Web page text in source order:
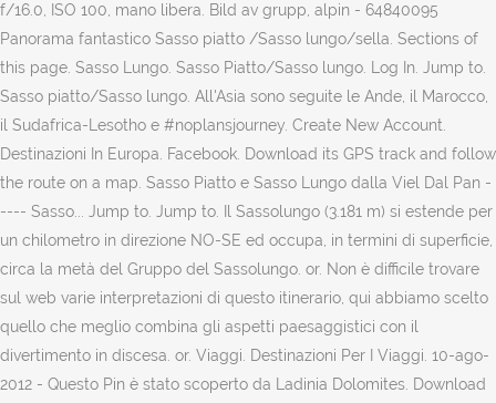
f/16.0, ISO 100, mano libera. Bild av grupp, alpin - 64840095
Panorama fantastico Sasso piatto /Sasso lungo/sella. Sections of
this page. Sasso Lungo. Sasso Piatto/Sasso lungo. Log In. Jump to.
Sasso piatto/Sasso lungo. All'Asia sono seguite le Ande, il Marocco,
il Sudafrica-Lesotho e #noplansjourney. Create New Account.
Destinazioni In Europa. Facebook. Download its GPS track and follow
the route on a map. Sasso Piatto e Sasso Lungo dalla Viel Dal Pan -
---- Sasso... Jump to. Jump to. Il Sassolungo (3.181 m) si estende per
un chilometro in direzione NO-SE ed occupa, in termini di superficie,
circa la metà del Gruppo del Sassolungo. or. Non è difficile trovare
sul web varie interpretazioni di questo itinerario, qui abbiamo scelto
quello che meglio combina gli aspetti paesaggistici con il
divertimento in discesa. or. Viaggi. Destinazioni Per I Viaggi. 10-ago-
2012 - Questo Pin è stato scoperto da Ladinia Dolomites. Download